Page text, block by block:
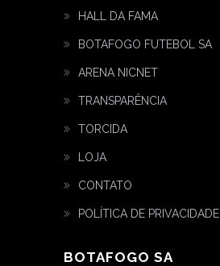
HALL DA FAMA
BOTAFOGO FUTEBOL SA
ARENA NICNET
TRANSPARÊNCIA
TORCIDA
LOJA
CONTATO
POLÍTICA DE PRIVACIDADE
BOTAFOGO SA